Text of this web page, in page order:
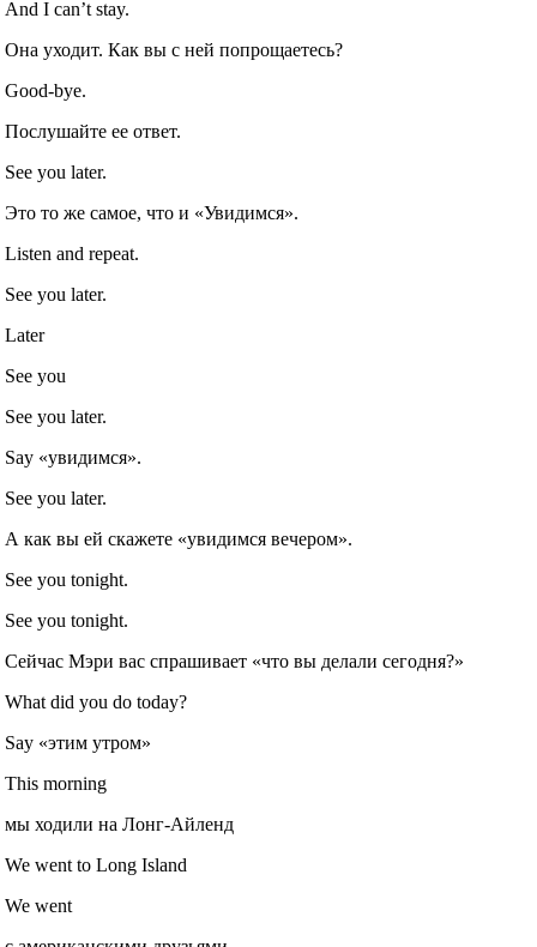
And I can’t stay.
Она уходит. Как вы с ней попрощаетесь?
Good-bye.
Послушайте ее ответ.
See you later.
Это то же самое, что и «Увидимся».
Listen and repeat.
See you later.
Later
See you
See you later.
Say «увидимся».
See you later.
А как вы ей скажете «увидимся вечером».
See you tonight.
See you tonight.
Сейчас Мэри вас спрашивает «что вы делали сегодня?»
What did you do today?
Say «этим утром»
This morning
мы ходили на Лонг-Айленд
We went to Long Island
We went